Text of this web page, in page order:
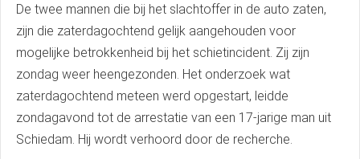
De twee mannen die bij het slachtoffer in de auto zaten,
zijn die zaterdagochtend gelijk aangehouden voor
mogelijke betrokkenheid bij het schietincident. Zij zijn
zondag weer heengezonden. Het onderzoek wat
zaterdagochtend meteen werd opgestart, leidde
zondagavond tot de arrestatie van een 17-jarige man uit
Schiedam. Hij wordt verhoord door de recherche.